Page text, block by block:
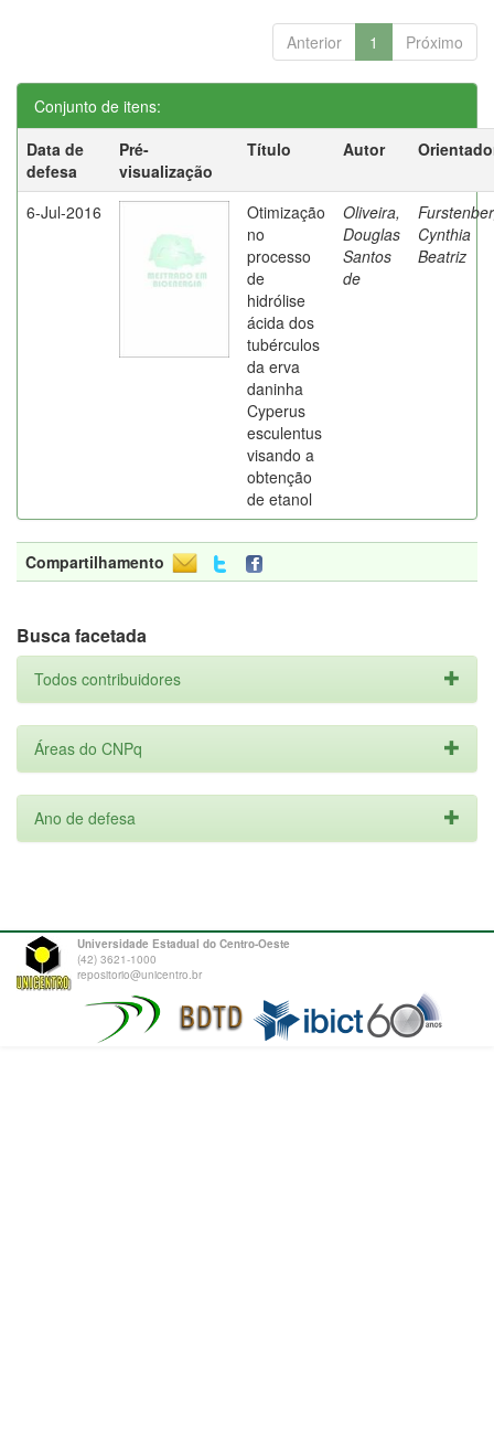
Anterior 1 Próximo
Conjunto de itens:
Data de
defesa
Pré-
visualização
Título Autor
6-Jul-2016
Otimização
no
processo
de
hidrólise
ácida dos
tubérculos
da erva
daninha
Cyperus
esculentus
visando a
obtenção
de etanol
Oliveira,
Douglas
Santos
de
Cynthia
Beatriz
Compartilhamento
Busca facetada
Todos contribuidores
Áreas do CNPq
Ano de defesa
Universidade Estadual do Centro-Oeste
(42) 3621-1000
repositorio@unicentro.br